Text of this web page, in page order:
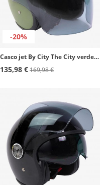
-20%
Casco jet By City The City verde mate
135,98 €169,98 €